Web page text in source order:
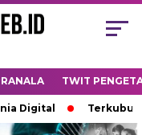
TWIT
Digital Terkubur